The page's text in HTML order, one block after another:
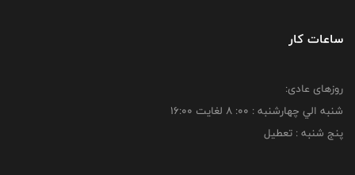
ساعات کار
روزهای عادی:
شنبه الي چهارشنبه : 00: 8 لغايت 16:00
پنج شنبه : تعطیل